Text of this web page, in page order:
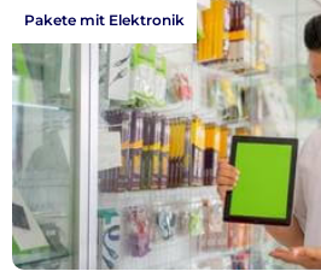
Pakete mit Elektronik